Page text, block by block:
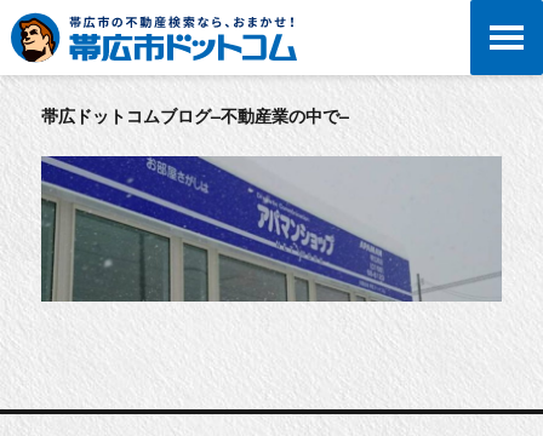
帯広ドットコムブログ–不動産業の中で–